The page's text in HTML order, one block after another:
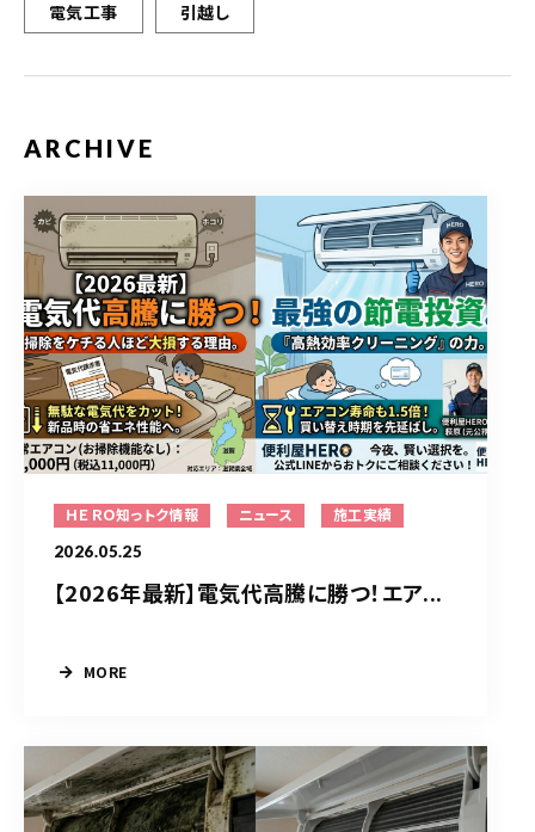
電気工事 引越し
ARCHIVE
ＨＥＲＯ知っトク情報 ニュース 施工実績
2026.05.25
【2026年最新】電気代高騰に勝つ！エア...
MORE